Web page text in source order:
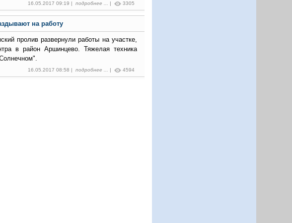
16.05.2017 09:19 | подробнее ... | 3305
на работу
пролив развернули работы на участке,
в район Аршинцево. Тяжелая техника
16.05.2017 08:58 | подробнее ... | 4594